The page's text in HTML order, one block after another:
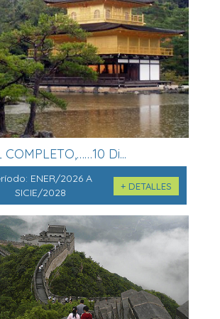
Di...
ENER/2026 A
SICIE/2028
+ DETALLES